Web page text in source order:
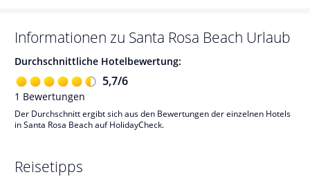
Informationen zu Santa Rosa Beach Urlaub
Durchschnittliche Hotelbewertung:
5,7/6
1 Bewertungen
Der Durchschnitt ergibt sich aus den Bewertungen der einzelnen Hotels
in Santa Rosa Beach auf HolidayCheck.
Reisetipps